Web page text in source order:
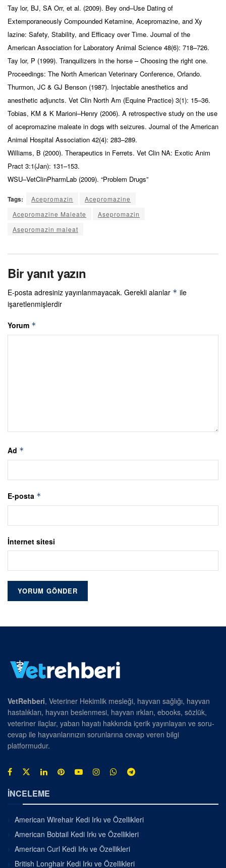
Tay lor, BJ, SA Orr, et al. (2009). Bey ond–Use Dating of
Extemporaneously Compounded Ketamine, Acepromazine, and Xy
lazine: Safety, Stability, and Efficacy over Time. Journal of the
American Association for Laboratory Animal Science 48(6): 718–726.
Tay lor, P (1999). Tranquilizers in the horse – Choosing the right one.
Proceedings: The North American Veterinary Conference, Orlando.
Thurmon, JC & GJ Benson (1987). Injectable anesthetics and
anesthetic adjuncts. Vet Clin North Am (Equine Practice) 3(1): 15–36.
Tobias, KM & K Marioni–Henry (2006). A retrospective study on the use
of acepromazine maleate in dogs with seizures. Journal of the American
Animal Hospital Association 42(4): 283–289.
Williams, B (2000). Therapeutics in Ferrets. Vet Clin NA: Exotic Anim
Pract 3:1(Jan): 131–153.
WSU–VetClinPharmLab (2009). “Problem Drugs”
Tags: Acepromazin
Acepromazine
Acepromazine Maleate
Asepromazin
Asepromazin maleat
Bir yanıt yazın
E-posta adresiniz yayınlanmayacak. Gerekli alanlar * ile
işaretlenmişlerdir
Yorum *
Ad *
E-posta *
İnternet sitesi
VetRehberi, Veteriner Hekimlik mesleği, hayvan sağlığı, hayvan
hastalıkları, hayvan beslenmesi, hayvan ırkları, ebooks, sözlük,
veteriner ilaçlar, yaban hayatı hakkında içerik yayınlayan ve soru-
cevap ile hayvanlarınızın sorunlarına cevap veren bilgi
platformudur.
İNCELEME
American Wirehair Kedi Irkı ve Özellikleri
American Bobtail Kedi Irkı ve Özellikleri
American Curl Kedi Irkı ve Özellikleri
British Longhair Kedi Irkı ve Özellikleri